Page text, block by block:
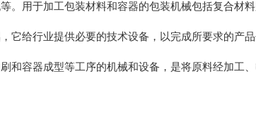
。用于加工包装材料和容器的包装机械包括复合材
它给行业提供必要的技术设备，以完成所要求的产品
和容器成型等工序的机械和设备，是将原料经加